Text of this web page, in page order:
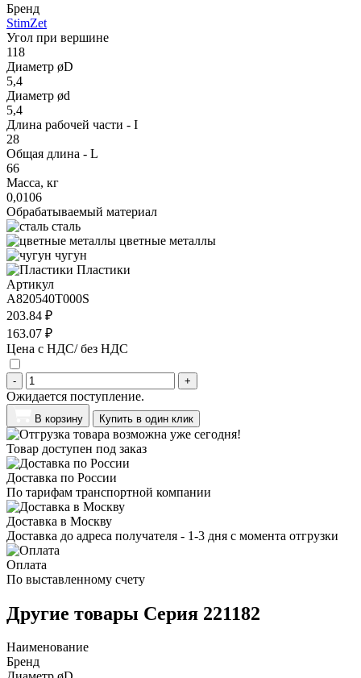
Бренд
StimZet
Угол при вершине
118
Диаметр øD
5,4
Диаметр ød
5,4
Длина рабочей части - I
28
Общая длина - L
66
Масса, кг
0,0106
Обрабатываемый материал
сталь
цветные металлы
чугун
Пластики
Артикул
A820540T000S
203.84 ₽
163.07 ₽
Цена с НДС/ без НДС
- +
Ожидается поступление.
В корзину Купить в один клик
Товар доступен под заказ
Доставка по России
По тарифам транспортной компании
Доставка в Москву
Доставка до адреса получателя - 1-3 дня с момента отгрузки
Оплата
По выставленному счету
Другие товары Серия 221182
Наименование
Бренд